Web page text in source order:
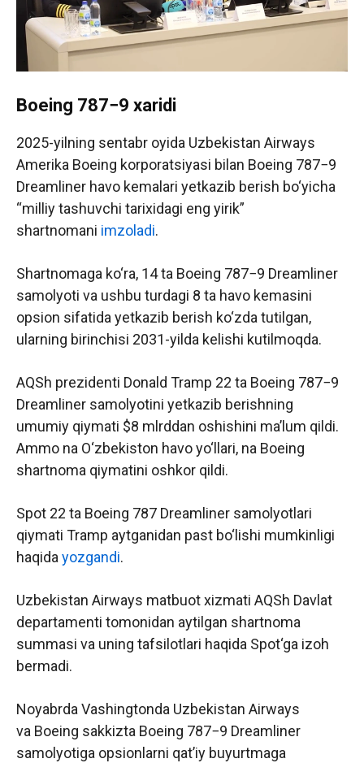
Boeing 787−9 xaridi
2025-yilning sentabr oyida Uzbekistan Airways
Amerika Boeing korporatsiyasi bilan Boeing 787−9
Dreamliner havo kemalari yetkazib berish bo‘yicha
“milliy tashuvchi tarixidagi eng yirik”
shartnomani imzoladi.
Shartnomaga ko‘ra, 14 ta Boeing 787−9 Dreamliner
samolyoti va ushbu turdagi 8 ta havo kemasini
opsion sifatida yetkazib berish ko‘zda tutilgan,
ularning birinchisi 2031-yilda kelishi kutilmoqda.
AQSh prezidenti Donald Tramp 22 ta Boeing 787−9
Dreamliner samolyotini yetkazib berishning
umumiy qiymati $8 mlrddan oshishini maʼlum qildi.
Ammo na O‘zbekiston havo yo‘llari, na Boeing
shartnoma qiymatini oshkor qildi.
Spot 22 ta Boeing 787 Dreamliner samolyotlari
qiymati Tramp aytganidan past bo‘lishi mumkinligi
haqida yozgandi.
Uzbekistan Airways matbuot xizmati AQSh Davlat
departamenti tomonidan aytilgan shartnoma
summasi va uning tafsilotlari haqida Spot‘ga izoh
bermadi.
Noyabrda Vashingtonda Uzbekistan Airways
va Boeing sakkizta Boeing 787−9 Dreamliner
samolyotiga opsionlarni qatʼiy buyurtmaga